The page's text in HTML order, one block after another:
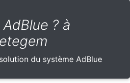
? à
du système AdBlue